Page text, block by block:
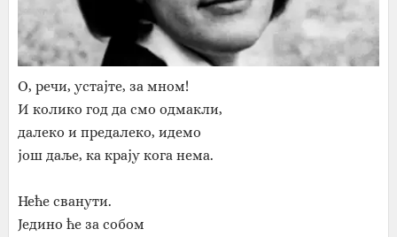
О, речи, устајте, за мном!
И колико год да смо одмакли,
далеко и предалеко, идемо
још даље, ка крају кога нема.
Неће сванути.
Једино ће за собом